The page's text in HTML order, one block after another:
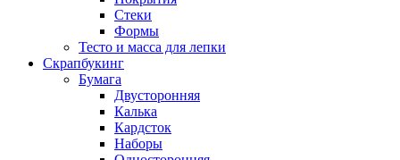
Стеки
Формы
Тесто и масса для лепки
Скрапбукинг
Бумага
Двусторонняя
Калька
Кардсток
Наборы